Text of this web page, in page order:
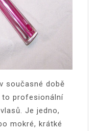
současné době
to profesionální
vlasů. Je jedno,
mokré, krátké